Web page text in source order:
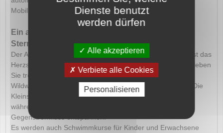
Mobilheime für absolute Ruhe und Entspannung.
Ein außergewöhnlicher Wasserpark auf einem 5-
Sterne-Campingplatz in Lacanau
Der Aqualiday-Wasserpark mit einer Fläche von 5000 m² ist das
Herzstück des Campingplatzes. Unter einer Glaskuppel erleben
Sie tropisches Badevergnügen mit Rutschen, einem
Wildwasserfluss, Sprudelbädern und einer Wellenlagune. Die
Kleinsten können sich in den Planschbecken vergnügen,
während ältere Gäste in den Massagedüsen und dem
Gegenstromfluss entspannen.
Es werden auch Schwimmkurse für Kinder und Erwachsene
Dienste benutzt
werden dürfen
Alle akzeptieren
Verbiete alle Cookies
Personalisieren